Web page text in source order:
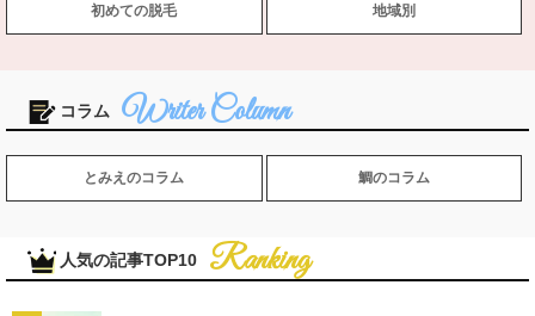
初めての脱毛 地域別
コラム
とみえのコラム 鯛のコラム
人気の記事TOP10